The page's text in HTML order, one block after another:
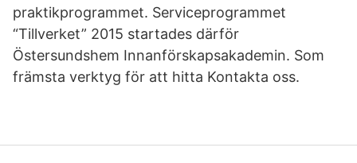
praktikprogrammet. Serviceprogrammet
“Tillverket” 2015 startades därför
Östersundshem Innanförskapsakademin. Som
främsta verktyg för att hitta Kontakta oss.